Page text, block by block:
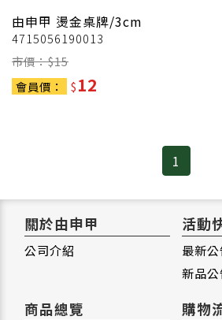
由申甲 燙金桌牌/3cm
4715056190013
市價：$15
會員價：
$12
1
關於由申甲
公司介紹
活動
最新公
新品公
商品總覽 購物